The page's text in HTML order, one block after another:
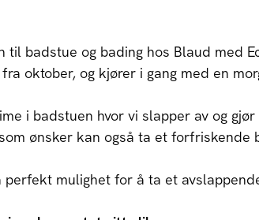
til badstue og bading hos Blaud med
oktober, og kjører i gang med en
i badstuen hvor vi slapper av og
ønsker kan også ta et forfriskende
perfekt mulighet for å ta et